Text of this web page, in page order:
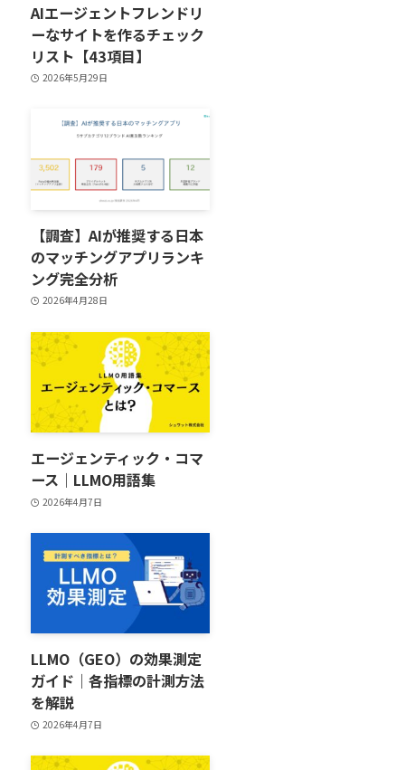
AIエージェントフレンドリ
ーなサイトを作るチェック
リスト【43項目】
2026年5月29日
【調査】AIが推奨する日本
のマッチングアプリランキ
ング完全分析
2026年4月28日
エージェンティック・コマ
ース｜LLMO用語集
2026年4月7日
LLMO（GEO）の効果測定
ガイド｜各指標の計測方法
を解説
2026年4月7日